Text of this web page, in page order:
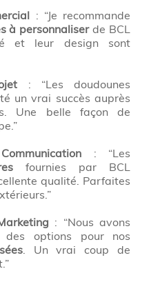
: “Je recommande
à personnaliserde BCL
et leur design sont
: “Les doudounes
un vrai succès auprès
Une belle façon de
: “Les
fournies par BCL
qualité. Parfaites
: “Nous avons
options pour nos
. Un vrai coup de